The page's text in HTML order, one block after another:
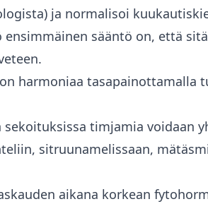
ja normalisoi
sääntö on, että
harmoniaa tasapainottamalla
timjamia voidaan
sitruunamelissaan,
aikana korkean